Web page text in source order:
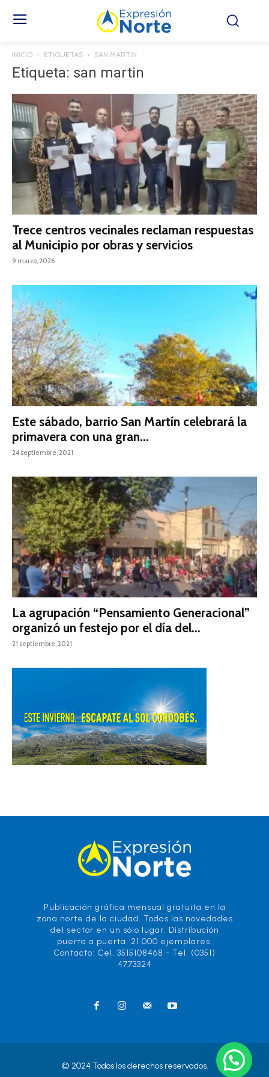
INICIO ETIQUETAS SAN MARTIN
Etiqueta: san martin
Trece centros vecinales reclaman respuestas
al Municipio por obras y servicios
9 marzo, 2026
Este sábado, barrio San Martín celebrará la
primavera con una gran...
24 septiembre, 2021
La agrupación “Pensamiento Generacional”
organizó un festejo por el día del...
21 septiembre, 2021
Publicación gráfica mensual gratuita en la
zona norte de la ciudad. Todas las novedades
del sector en un sólo lugar. Distribución
puerta a puerta. 21.000 ejemplares.
Contacto: Cel. 3515108468 - Tel. (0351)
4773324
© 2024 Todos los derechos reservados.